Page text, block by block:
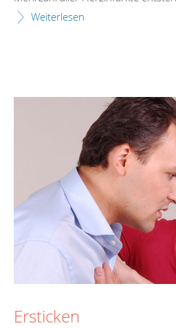
Weiterlesen
Ersticken